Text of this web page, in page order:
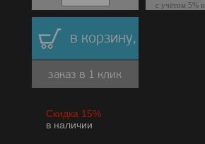
с учётом 5%
в корзину,
заказ в 1 клик
Скидка 15%
в наличии